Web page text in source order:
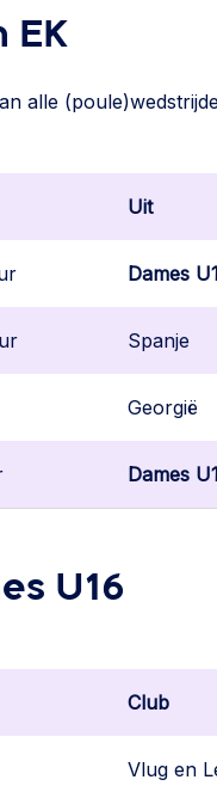
EK
alle
Uit
Dames
Spanje
Georgië
Dames
U16
Club
Vlug en